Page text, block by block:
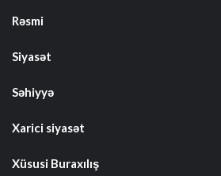
Rəsmi
Siyasət
Səhiyyə
Xarici siyasət
Xüsusi Buraxılış